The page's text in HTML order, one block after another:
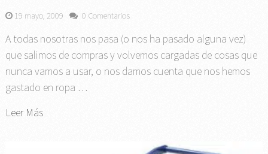
19 mayo, 2009 0 Comentarios
A todas nosotras nos pasa (o nos ha pasado alguna vez)
que salimos de compras y volvemos cargadas de cosas que
nunca vamos a usar, o nos damos cuenta que nos hemos
gastado en ropa …
Leer Más